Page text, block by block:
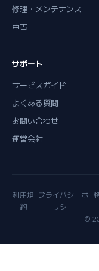
修理・メンテナンス
中古
サポート
サービスガイド
よくある質問
お問い合わせ
運営会社
利用規
約
プライバシーポ
リシー
©